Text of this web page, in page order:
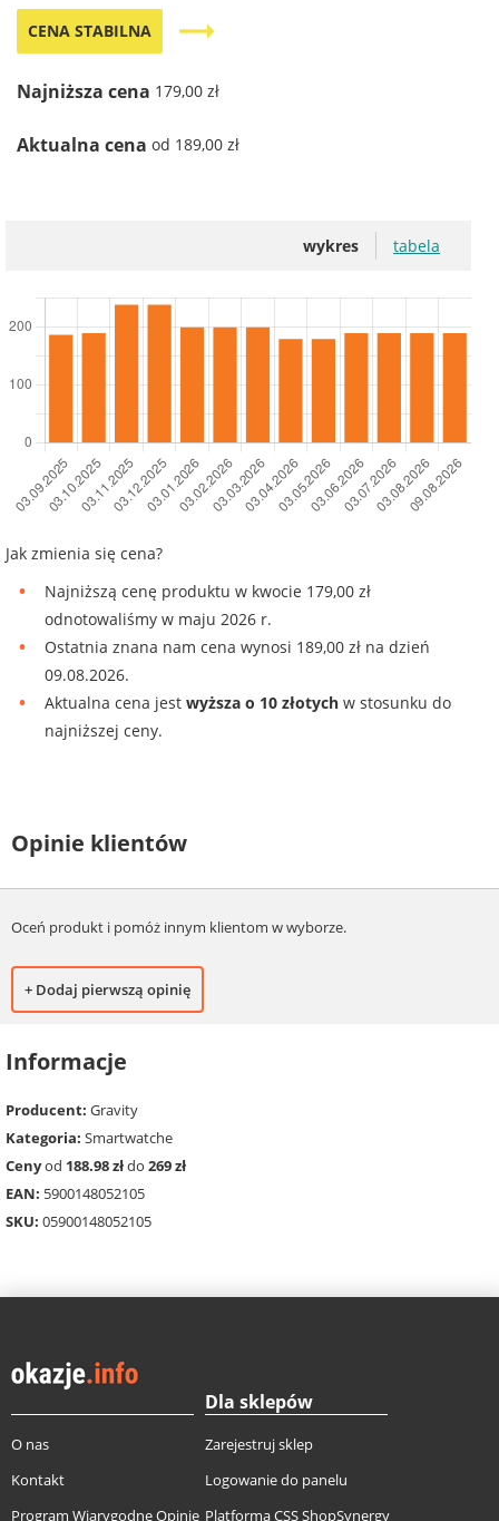
CENA STABILNA trending_flat
Najniższa cena 179,00 zł
Aktualna cena od 189,00 zł
wykres tabela
Jak zmienia się cena?
Najniższą cenę produktu w kwocie 179,00 zł
odnotowaliśmy w maju 2026 r.
Ostatnia znana nam cena wynosi 189,00 zł na dzień
09.08.2026.
Aktualna cena jest wyższa o 10 złotych w stosunku do
najniższej ceny.
Opinie klientów
Oceń produkt i pomóż innym klientom w wyborze.
+ Dodaj pierwszą opinię
Informacje
Producent: Gravity
Kategoria: Smartwatche
Cenyod 188.98 złdo 269 zł
EAN: 5900148052105
SKU: 05900148052105
O nas
Kontakt
Program Wiarygodne Opinie
Dla sklepów
Zarejestruj sklep
Logowanie do panelu
Platforma CSS ShopSynergy